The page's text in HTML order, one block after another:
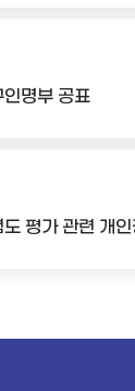
명부 공표
평가 관련 개